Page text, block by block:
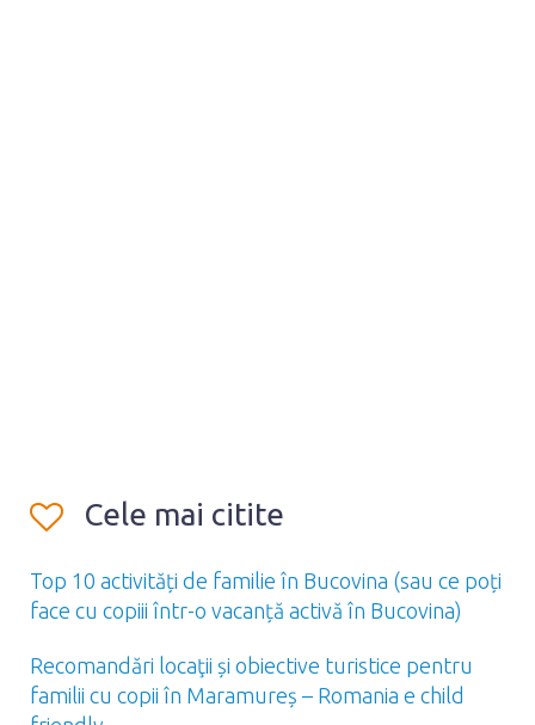
Cele mai citite
Top 10 activități de familie în Bucovina (sau ce poți
face cu copiii într-o vacanță activă în Bucovina)
Recomandări locaţii și obiective turistice pentru
familii cu copii în Maramureș – Romania e child